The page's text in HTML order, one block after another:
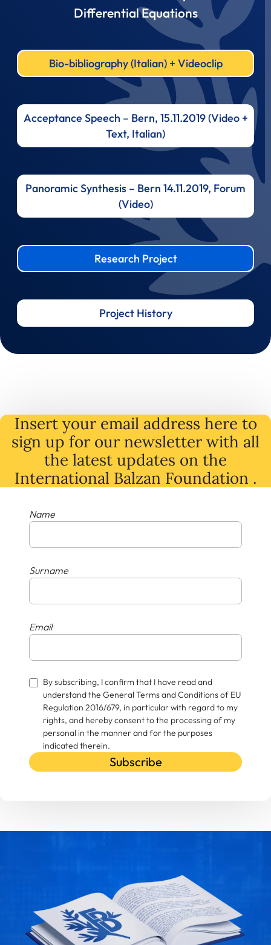
Differential Equations
Bio-bibliography (Italian) + Videoclip
Acceptance Speech – Bern, 15.11.2019 (Video +
Text, Italian)
Panoramic Synthesis – Bern 14.11.2019, Forum
(Video)
Research Project
Project History
Insert your email address here to
sign up for our newsletter with all
the latest updates on the
International Balzan Foundation .
Name
Surname
Email
By subscribing, I confirm that I have read and
understand the General Terms and Conditions of EU
Regulation 2016/679, in particular with regard to my
rights, and hereby consent to the processing of my
personal in the manner and for the purposes
indicated therein.
Subscribe